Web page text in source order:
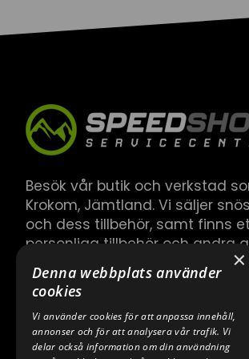
Besök vår butik och verkstad
Krokom, Jämtland. Vi säljer
och dess tillbehör, samt finns
personliga tillbehör och andra
hör till.
×
Denna webbplats använder
cookies
Vi använder cookies för att anpassa innehåll,
annonser och för att analysera vår trafik. Vi
delar också information om din användning